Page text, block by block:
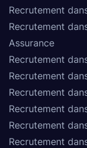
Recrutement
Recrutement
Assurance
Recrutement
Recrutement
Recrutement
Recrutement
Recrutement
Recrutement